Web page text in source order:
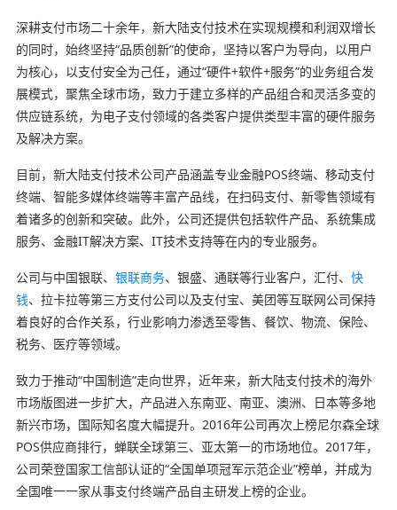
深耕支付市场二十余年，新大陆支付技术在实现规模和利润双增长
的同时，始终坚持“品质创新”的使命，坚持以客户为导向，以用户
为核心，以支付安全为己任，通过“硬件+软件+服务”的业务组合发
展模式，聚焦全球市场，致力于建立多样的产品组合和灵活多变的
供应链系统，为电子支付领域的各类客户提供类型丰富的硬件服务
及解决方案。
目前，新大陆支付技术公司产品涵盖专业金融POS终端、移动支付
终端、智能多媒体终端等丰富产品线，在扫码支付、新零售领域有
着诸多的创新和突破。此外，公司还提供包括软件产品、系统集成
服务、金融IT解决方案、IT技术支持等在内的专业服务。
公司与中国银联、 银联商务、银盛、通联等行业客户，汇付、 快
钱、拉卡拉等第三方支付公司以及支付宝、美团等互联网公司保持
着良好的合作关系，行业影响力渗透至零售、餐饮、物流、保险、
税务、医疗等领域。
致力于推动“中国制造”走向世界，近年来，新大陆支付技术的海外
市场版图进一步扩大，产品进入东南亚、南亚、澳洲、日本等多地
新兴市场，国际知名度大幅提升。2016年公司再次上榜尼尔森全球
POS供应商排行，蝉联全球第三、亚太第一的市场地位。2017年，
公司荣登国家工信部认证的“全国单项冠军示范企业”榜单，并成为
全国唯一一家从事支付终端产品自主研发上榜的企业。